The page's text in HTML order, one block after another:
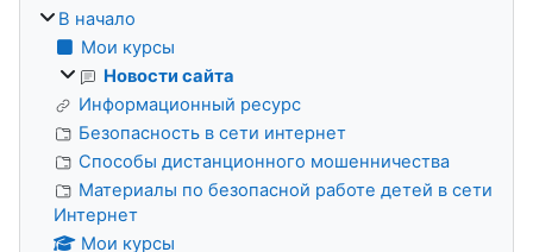
В начало
Мои курсы
Новости сайта
Информационный ресурс
Безопасность в сети интернет
Способы дистанционного мошенничества
Материалы по безопасной работе детей в сети
Интернет
Мои курсы